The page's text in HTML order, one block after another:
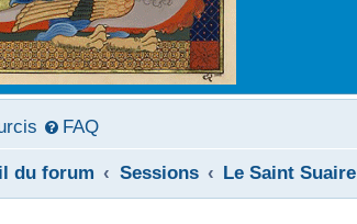
FAQ
du forum Sessions Le Saint Suaire